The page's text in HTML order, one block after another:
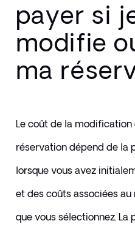
payer si
modifie
ma
Le coût de la
réservation dépend de la
lorsque vous avez
et des coûts associées
que vous sélectionnez.